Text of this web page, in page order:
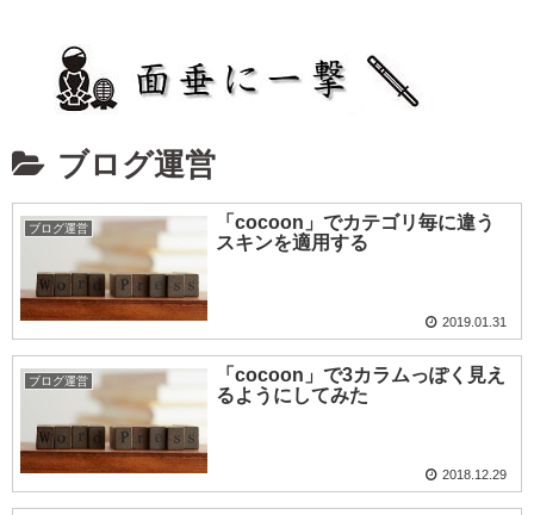
ブログ運営
ブログ運営
「cocoon」でカテゴリ毎に違う
スキンを適用する
2019.01.31
ブログ運営
「cocoon」で3カラムっぽく見え
るようにしてみた
2018.12.29